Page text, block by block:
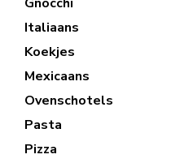
Italiaans
Koekjes
Mexicaans
Ovenschotels
Pasta
Pizza